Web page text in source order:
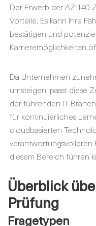
Der Erwerb der AZ-
Vorteile. Es kann Ihre
bestätigen und
Karrieremöglichkeiten
Da Unternehmen
umsteigen, passt diese
der führenden IT-
für kontinuierliches
cloudbasierten
verantwortungsvolleren
diesem Bereich führen
Überblick
Prüfung
Fragetypen